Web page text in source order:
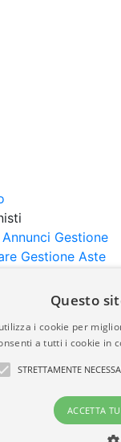
Gestione
Gestione Aste
Importazione
vengono
della
Questo
i cookie per
a tutti i cookie in
STRETTAMENTE
ACCETTA